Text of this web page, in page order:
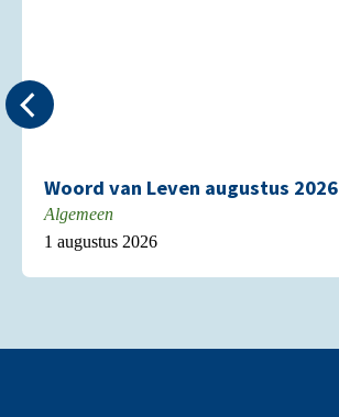
Woord van Leven augustus 2026
Algemeen
1 augustus 2026